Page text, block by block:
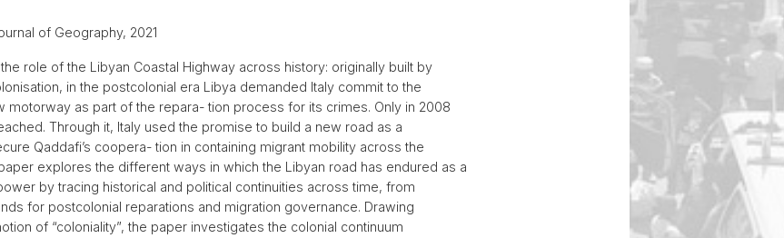
of Geography, 2021
role of the Libyan Coastal Highway across history: originally built by
in the postcolonial era Libya demanded Italy commit to the
motorway as part of the repara- tion process for its crimes. Only in 2008
Through it, Italy used the promise to build a new road as a
Qaddafi’s coopera- tion in containing migrant mobility across the
explores the different ways in which the Libyan road has endured as a
by tracing historical and political continuities across time, from
for postcolonial reparations and migration governance. Drawing
of “coloniality”, the paper investigates the colonial continuum